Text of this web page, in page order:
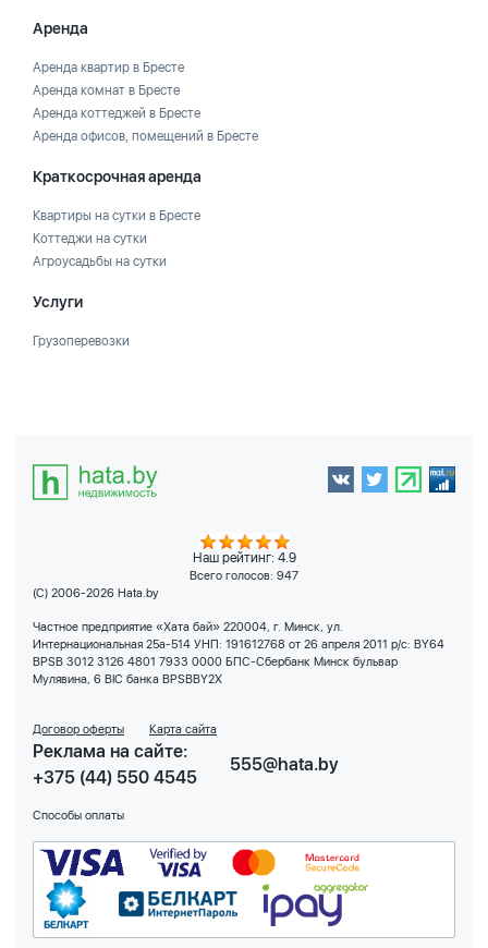
Аренда
Аренда квартир в Бресте
Аренда комнат в Бресте
Аренда коттеджей в Бресте
Аренда офисов, помещений в Бресте
Краткосрочная аренда
Квартиры на сутки в Бресте
Коттеджи на сутки
Агроусадьбы на сутки
Услуги
Грузоперевозки
Наш рейтинг: 4.9
Всего голосов: 947
(C) 2006-2026 Hata.by
Частное предприятие «Хата бай» 220004, г. Минск, ул.
Интернациональная 25а-514 УНП: 191612768 от 26 апреля 2011 р/с: BY64
BPSB 3012 3126 4801 7933 0000 БПС-Сбербанк Минск бульвар
Мулявина, 6 BIC банка BPSBBY2X
Договор оферты Карта сайта
Реклама на сайте:
+375 (44) 550 4545
555@hata.by
Способы оплаты